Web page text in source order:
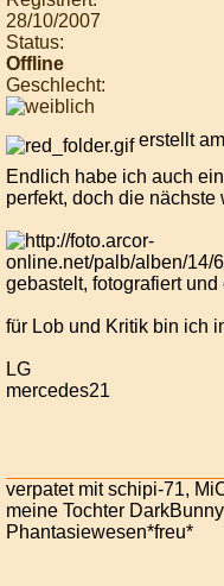
28/10/2007
Status:
Offline
Geschlecht:
erstellt
Endlich habe ich auch
perfekt, doch die nächste
gebastelt, fotografiert
für Lob und Kritik bin ich
LG
mercedes21
verpatet mit schipi-71,
meine Tochter
Phantasiewesen*freu*